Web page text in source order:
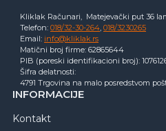
Kliklak Računari, Matejevački put 36
Telefon: 018/32-30-264 018/3230265
Email: info@kliklak.rs
Matični broj firme: 62865644
PIB (poreski identifikacioni broj):
Šifra delatnosti:
4791 Trgovina na malo posredstvom
INFORMACIJE
Kontakt